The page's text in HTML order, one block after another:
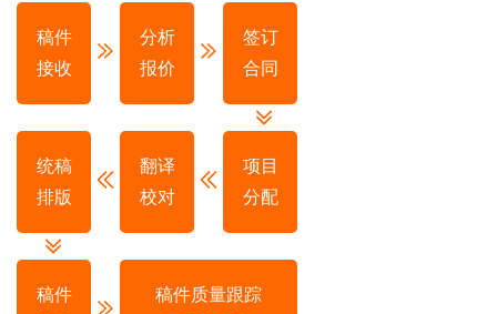
稿件
接收
分析
报价
签订
合同
统稿
排版
翻译
校对
项目
分配
稿件
稿件质量跟踪